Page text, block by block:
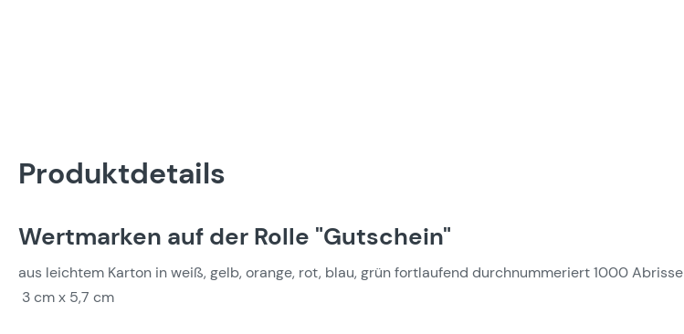
Produktdetails
Wertmarken auf der Rolle "Gutschein"
aus leichtem Karton in weiß, gelb, orange, rot, blau, grün fortlaufend durchnummeriert 1000 Abrisse
3 cm x 5,7 cm